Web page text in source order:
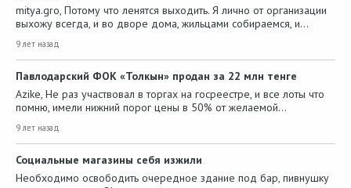
mitya.gro, Потому что ленятся выходить. Я лично от организации
выхожу всегда, и во дворе дома, жильцами собираемся, и…
9 лет назад
Павлодарский ФОК «Толкын» продан за 22 млн тенге
Azike, Не раз участвовал в торгах на госреестре, и все лоты что
помню, имели нижний порог цены в 50% от желаемой…
9 лет назад
Социальные магазины себя изжили
Необходимо освободить очередное здание под бар, пивнушку